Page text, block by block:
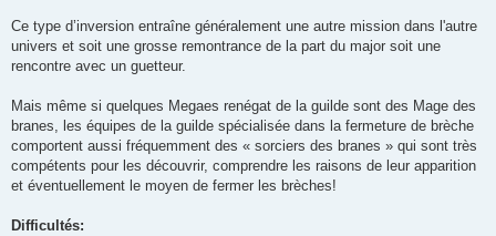
Ce type d’inversion entraîne généralement une autre mission dans l'autre
univers et soit une grosse remontrance de la part du major soit une
rencontre avec un guetteur.
Mais même si quelques Megaes renégat de la guilde sont des Mage des
branes, les équipes de la guilde spécialisée dans la fermeture de brèche
comportent aussi fréquemment des « sorciers des branes » qui sont très
compétents pour les découvrir, comprendre les raisons de leur apparition
et éventuellement le moyen de fermer les brèches!
Difficultés: